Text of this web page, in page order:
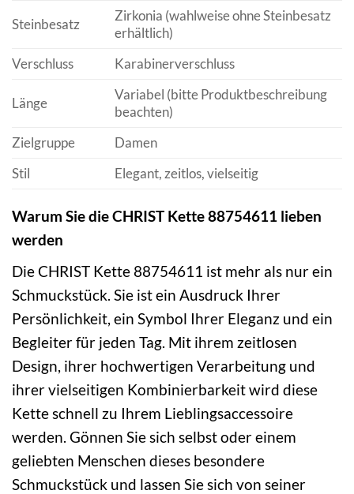
Steinbesatz
Zirkonia (wahlweise ohne Steinbesatz
erhältlich)
Verschluss
Karabinerverschluss
Länge
Variabel (bitte Produktbeschreibung
beachten)
Zielgruppe
Damen
Stil
Elegant, zeitlos, vielseitig
Warum Sie die CHRIST Kette 88754611 lieben
werden
Die CHRIST Kette 88754611 ist mehr als nur ein
Schmuckstück. Sie ist ein Ausdruck Ihrer
Persönlichkeit, ein Symbol Ihrer Eleganz und ein
Begleiter für jeden Tag. Mit ihrem zeitlosen
Design, ihrer hochwertigen Verarbeitung und
ihrer vielseitigen Kombinierbarkeit wird diese
Kette schnell zu Ihrem Lieblingsaccessoire
werden. Gönnen Sie sich selbst oder einem
geliebten Menschen dieses besondere
Schmuckstück und lassen Sie sich von seiner